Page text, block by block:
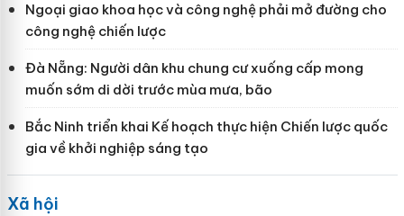
Ngoại giao khoa học và công nghệ phải mở đường cho
công nghệ chiến lược
Đà Nẵng: Người dân khu chung cư xuống cấp mong
muốn sớm di dời trước mùa mưa, bão
Bắc Ninh triển khai Kế hoạch thực hiện Chiến lược quốc
gia về khởi nghiệp sáng tạo
Xã hội